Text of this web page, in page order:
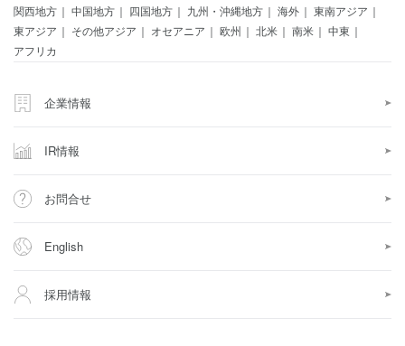
関西地方
中国地方 四国地方 九州・沖縄地方 海外
東南アジア
東アジア
その他アジア オセアニア 欧州 北米 南米
中東
アフリカ
企業情報
IR情報
お問合せ
English
採用情報